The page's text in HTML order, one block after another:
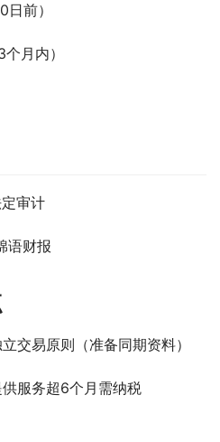
前）
月内）
审计
语财报
交易原则（准备同期资料）
服务超6个月需纳税